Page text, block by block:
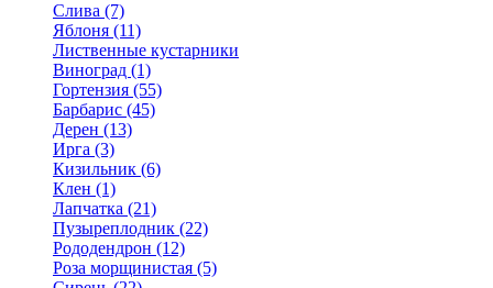
Слива (7)
Яблоня (11)
Лиственные кустарники
Виноград (1)
Гортензия (55)
Барбарис (45)
Дерен (13)
Ирга (3)
Кизильник (6)
Клен (1)
Лапчатка (21)
Пузыреплодник (22)
Рододендрон (12)
Роза морщинистая (5)